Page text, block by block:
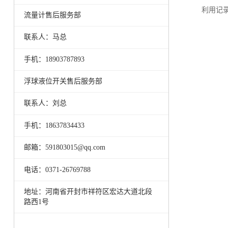
流量计售后服务部
联系人：马总
手机：18903787893
浮球液位开关售后服务部
联系人：刘总
手机：18637834433
邮箱：591803015@qq.com
电话：0371-26769788
地址：河南省开封市祥符区宏达大道北段
路西1号
利用记